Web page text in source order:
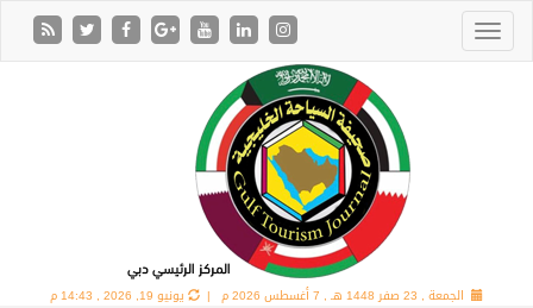
الجمعة , 23 صفر 1448 هـ , 7 أغسطس 2026 م | يونيو 19, 2026 , 14:43 م